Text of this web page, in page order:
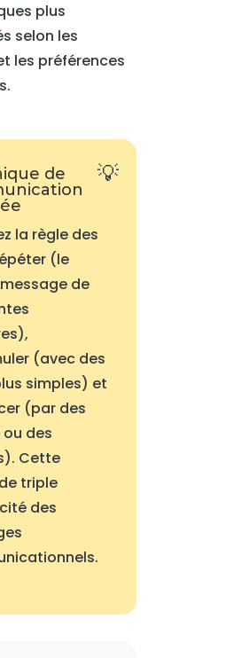
plus
selon les
les préférences
de
la règle des
(le
de
(avec des
simples) et
(par des
des
Cette
triple
des